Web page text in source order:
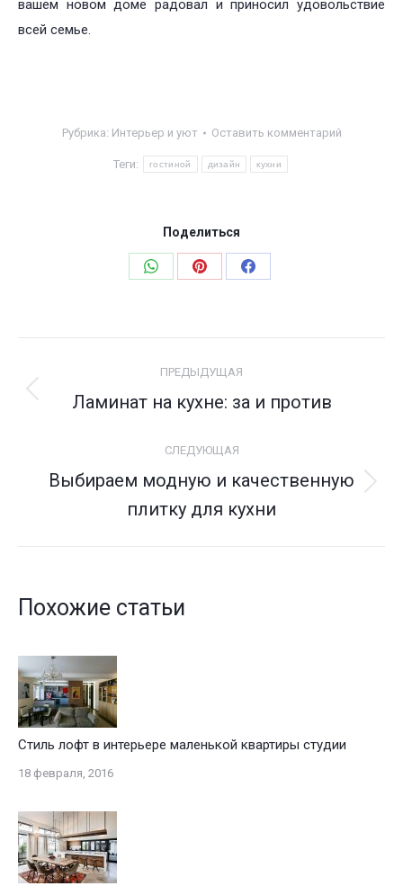
вашем новом доме радовал и приносил удовольствие
всей семье.
Рубрика: Интерьер и уют Оставить комментарий
Теги: гостиной дизайн кухни
Поделиться
ПоделитьсяПоделитьсяПоделиться
по
ПРЕДЫДУЩАЯ
Предыдущая
Ламинат на кухне: за и против
СЛЕДУЮЩАЯ
запись:
Выбираем модную и качественную
плитку для кухни
Похожие статьи
Стиль лофт в интерьере маленькой квартиры студии
18 февраля, 2016